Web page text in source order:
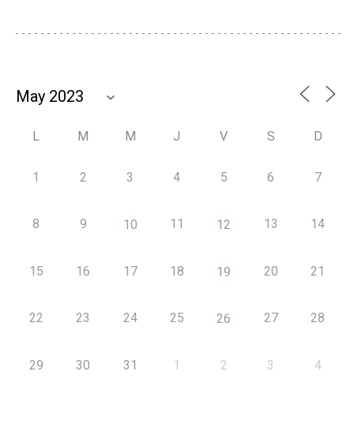
L M M J V S D
1 2 3 4 5 6 7
8 9 10 11 12 13 14
15 16 17 18 19 20 21
22 23 24 25 26 27 28
29 30 31 1 2 3 4